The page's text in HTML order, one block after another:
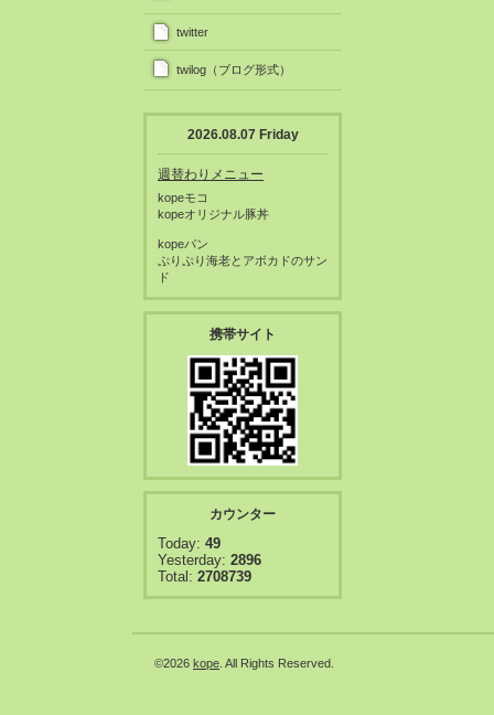
twitter
twilog（ブログ形式）
2026.08.07 Friday
週替わりメニュー
kopeモコ
kopeオリジナル豚丼
kopeパン
ぷりぷり海老とアボカドのサン
ド
携帯サイト
カウンター
Today: 49
Yesterday: 2896
Total: 2708739
©2026 kope . All Rights Reserved.